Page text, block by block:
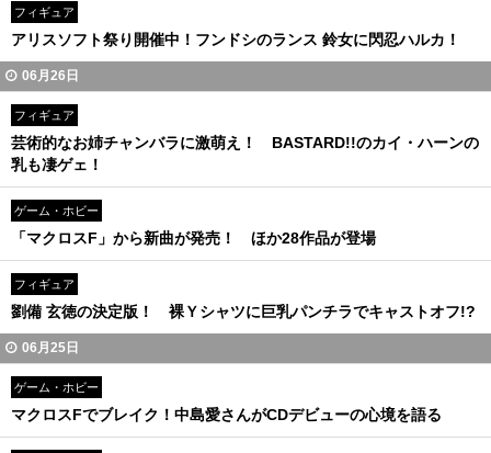
フィギュア
アリスソフト祭り開催中！フンドシのランス 鈴女に閃忍ハルカ！
06月26日
フィギュア
芸術的なお姉チャンバラに激萌え！ BASTARD!!のカイ・ハーンの
乳も凄ゲェ！
ゲーム・ホビー
「マクロスF」から新曲が発売！ ほか28作品が登場
フィギュア
劉備 玄徳の決定版！ 裸Ｙシャツに巨乳パンチラでキャストオフ!?
06月25日
ゲーム・ホビー
マクロスFでブレイク！中島愛さんがCDデビューの心境を語る